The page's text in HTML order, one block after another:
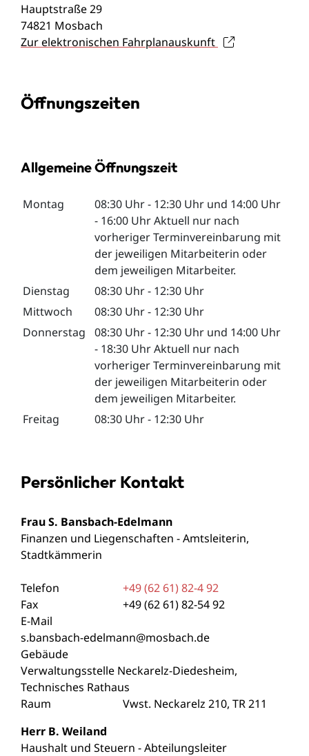
Hauptstraße 29
74821 Mosbach
Zur elektronischen Fahrplanauskunft
Öffnungszeiten
Allgemeine Öffnungszeit
Montag 08:30 Uhr- 12:30 Uhr und 14:00 Uhr
- 16:00 UhrAktuell nur nach
vorheriger Terminvereinbarung mit
der jeweiligen Mitarbeiterin oder
dem jeweiligen Mitarbeiter.
Dienstag
08:30 Uhr- 12:30 Uhr
Mittwoch
08:30 Uhr- 12:30 Uhr
Donnerstag
08:30 Uhr- 12:30 Uhr und 14:00 Uhr
- 18:30 UhrAktuell nur nach
vorheriger Terminvereinbarung mit
der jeweiligen Mitarbeiterin oder
dem jeweiligen Mitarbeiter.
Freitag
08:30 Uhr- 12:30 Uhr
Persönlicher Kontakt
FrauS. Bansbach-Edelmann
Finanzen und Liegenschaften - Amtsleiterin,
Stadtkämmerin
Telefon +49 (62 61) 82-492
Fax
+49 (6261) 82-5492
E-Mail
s.bansbach-edelmann@mosbach.de
Gebäude
Verwaltungsstelle Neckarelz-Diedesheim,
Technisches Rathaus
Raum
Vwst. Neckarelz 210, TR 211
Herr B. Weiland
Haushalt und Steuern - Abteilungsleiter